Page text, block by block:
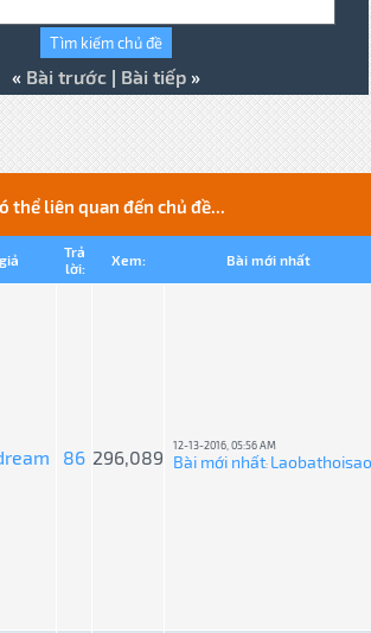
« Bài trước| Bài tiếp»
thể liên quan đến chủ đề...
Trả
lời:
Xem: Bài mới nhất
86 296,089
12-13-2016, 05:56 AM
Bài mới nhất: Laobathoisao